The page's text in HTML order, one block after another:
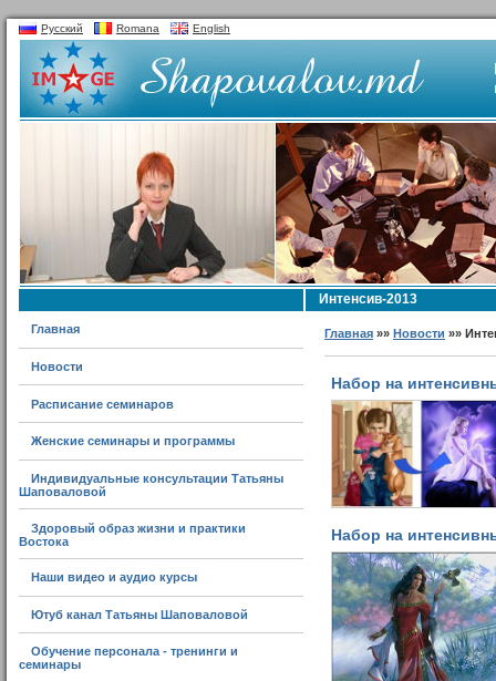
Русский Romana English
Главная
Новости
Расписание семинаров
Женские семинары и программы
Индивидуальные консультации Татьяны
Шаповаловой
Здоровый образ жизни и практики
Востока
Наши видео и аудио курсы
Ютуб канал Татьяны Шаповаловой
Обучение персонала - тренинги и
семинары
Интенсив-2013
Главная »»Новости »»
Набор на
Набор на